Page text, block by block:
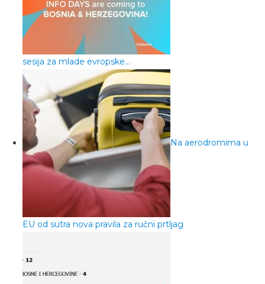
sesija za mlade evropske…
Na aerodromima u
EU od sutra nova pravila za ručni prtljag